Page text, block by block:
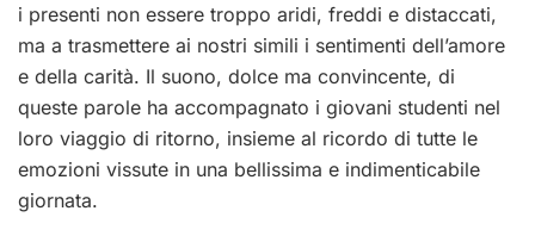
i presenti non essere troppo aridi, freddi e distaccati,
ma a trasmettere ai nostri simili i sentimenti dell’amore
e della carità. Il suono, dolce ma convincente, di
queste parole ha accompagnato i giovani studenti nel
loro viaggio di ritorno, insieme al ricordo di tutte le
emozioni vissute in una bellissima e indimenticabile
giornata.